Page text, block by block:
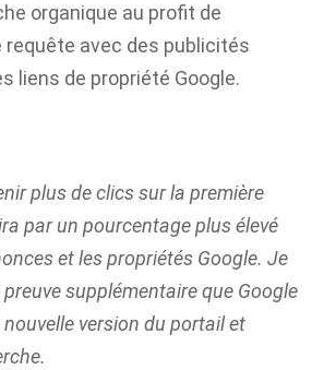
organique au profit de
requête avec des publicités
liens de propriété Google.
plus de clics sur la première
par un pourcentage plus élevé
et les propriétés Google. Je
supplémentaire que Google
version du portail et